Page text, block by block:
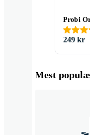
Probi
249 kr
Mest